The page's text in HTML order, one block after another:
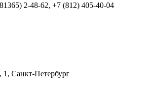
2-48-62, +7 (812) 405-40-04
1, Санкт-Петербург